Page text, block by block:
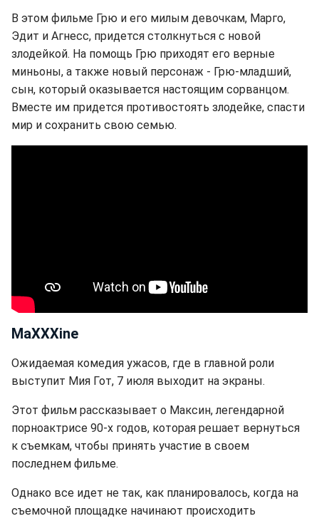
В этом фильме Грю и его милым девочкам, Марго,
Эдит и Агнесс, придется столкнуться с новой
злодейкой. На помощь Грю приходят его верные
миньоны, а также новый персонаж - Грю-младший,
сын, который оказывается настоящим сорванцом.
Вместе им придется противостоять злодейке, спасти
мир и сохранить свою семью.
МаXXXіne
Ожидаемая комедия ужасов, где в главной роли
выступит Мия Гот, 7 июля выходит на экраны.
Этот фильм рассказывает о Максин, легендарной
порноактрисе 90-х годов, которая решает вернуться
к съемкам, чтобы принять участие в своем
последнем фильме.
Однако все идет не так, как планировалось, когда на
съемочной площадке начинают происходить